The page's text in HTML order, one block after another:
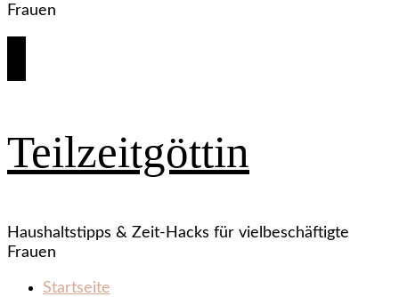
Frauen
Teilzeitgöttin
Haushaltstipps & Zeit‑Hacks für vielbeschäftigte
Frauen
Startseite